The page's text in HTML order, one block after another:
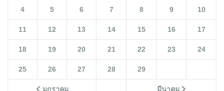
มกราคม มีนาคม
4 5 6 7 8 9 10
11 12 13 14 15 16 17
18 19 20 21 22 23 24
25 26 27 28 29